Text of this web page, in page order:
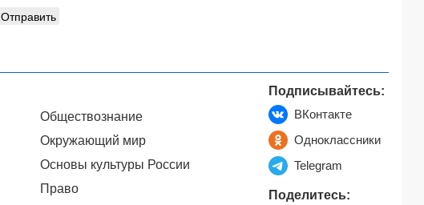
Отправить
Обществознание
Окружающий мир
Основы культуры России
Право
Подписывайтесь:
ВКонтакте
Одноклассники
Telegram
Поделитесь: